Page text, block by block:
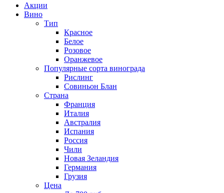
Акции
Вино
Тип
Красное
Белое
Розовое
Оранжевое
Популярные сорта винограда
Рислинг
Совиньон Блан
Страна
Франция
Италия
Австралия
Испания
Россия
Чили
Новая Зеландия
Германия
Грузия
Цена